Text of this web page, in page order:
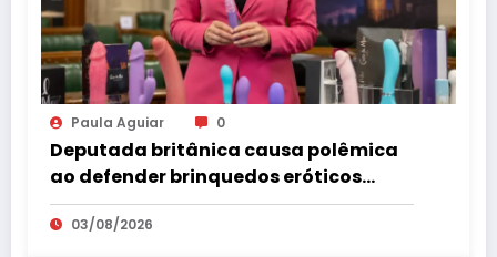
Paula Aguiar 0
Deputada britânica causa polêmica
ao defender brinquedos eróticos
como parte da educação sexual
03/08/2026